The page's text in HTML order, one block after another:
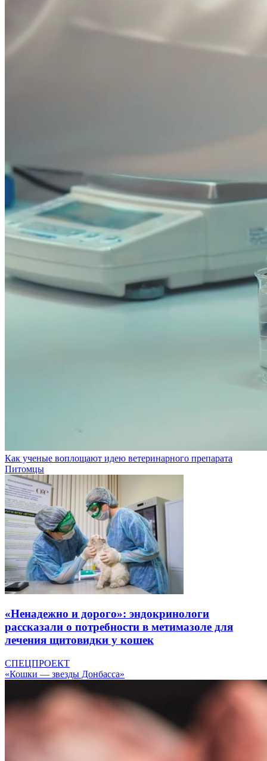
Как ученые воплощают идею ветеринарного препарата
Питомцы
«Ненадежно и дорого»: эндокринологи
рассказали о потребности в метимазоле для
лечения щитовидки у кошек
СПЕЦПРОЕКТ
«Кошки — звезды Донбасса»